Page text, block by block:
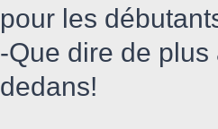
pour les
-Que dire de
dedans!